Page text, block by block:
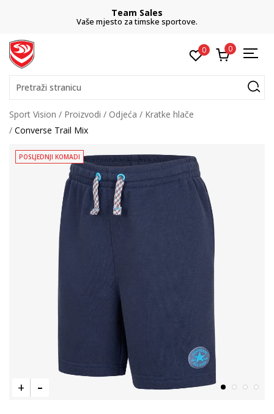
Team Sales
Vaše mjesto za timske sportove.
0 0
Pretraži stranicu
Sport Vision Proizvodi Odjeća
Kratke hlače
Converse Trail Mix
POSLJEDNJI KOMADI